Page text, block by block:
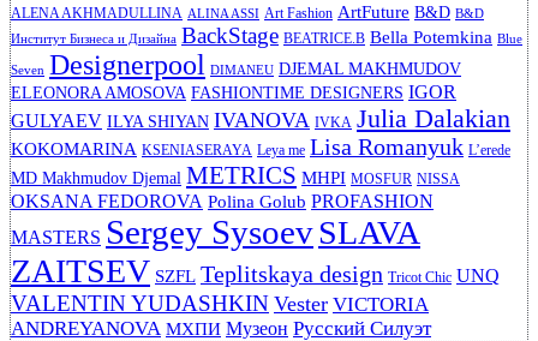
ALENA AKHMADULLINA ALINA ASSI Art Fashion ArtFuture B&D B&D
Институт Бизнеса и Дизайна BackStage BEATRICE.B Bella Potemkina Blue
Seven Designerpool DIMANEU DJEMAL MAKHMUDOV
ELEONORA AMOSOVA FASHIONTIME DESIGNERS IGOR
GULYAEV ILYA SHIYAN IVANOVA IVKA Julia Dalakian
KOKOMARINA KSENIASERAYA Leya me Lisa Romanyuk L’erede
MD Makhmudov Djemal METRICS MHPI MOSFUR NISSA
OKSANA FEDOROVA Polina Golub PROFASHION
MASTERS Sergey SysoevSLAVA
ZAITSEV SZFL Teplitskaya design Tricot Chic UNQ
VALENTIN YUDASHKIN Vester VICTORIA
ANDREYANOVA МХПИ Музеон Русский Силуэт